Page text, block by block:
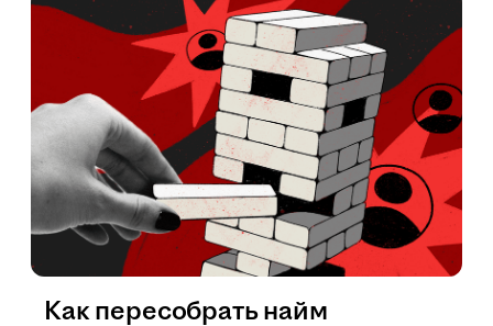
Как пересобрать найм